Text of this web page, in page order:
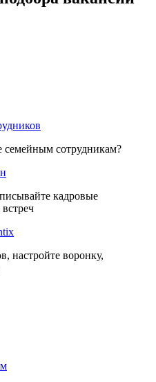
семейным сотрудникам?
кадровые
настройте воронку,